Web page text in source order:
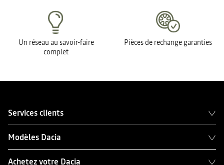
Un réseau au savoir-faire
complet
Pièces de rechange garanties
Services clients
Modèles Dacia
Achetez votre Dacia